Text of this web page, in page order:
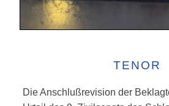
TENOR
Die Anschlußrevision der